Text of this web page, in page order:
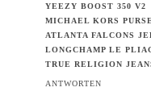
YEEZY BOOST 350 V2
MICHAEL KORS
ATLANTA FALCONS
LONGCHAMP LE
TRUE RELIGION
ANTWORTEN